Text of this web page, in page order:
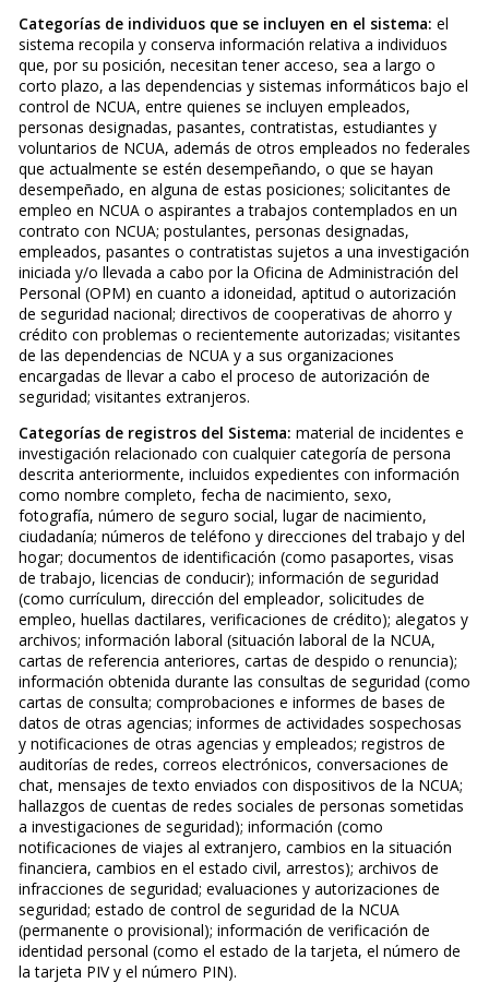
Categorías de individuos que se incluyen en el sistema: el
sistema recopila y conserva información relativa a individuos
que, por su posición, necesitan tener acceso, sea a largo o
corto plazo, a las dependencias y sistemas informáticos bajo el
control de NCUA, entre quienes se incluyen empleados,
personas designadas, pasantes, contratistas, estudiantes y
voluntarios de NCUA, además de otros empleados no federales
que actualmente se estén desempeñando, o que se hayan
desempeñado, en alguna de estas posiciones; solicitantes de
empleo en NCUA o aspirantes a trabajos contemplados en un
contrato con NCUA; postulantes, personas designadas,
empleados, pasantes o contratistas sujetos a una investigación
iniciada y/o llevada a cabo por la Oficina de Administración del
Personal (OPM) en cuanto a idoneidad, aptitud o autorización
de seguridad nacional; directivos de cooperativas de ahorro y
crédito con problemas o recientemente autorizadas; visitantes
de las dependencias de NCUA y a sus organizaciones
encargadas de llevar a cabo el proceso de autorización de
seguridad; visitantes extranjeros.
Categorías de registros del Sistema: material de incidentes e
investigación relacionado con cualquier categoría de persona
descrita anteriormente, incluidos expedientes con información
como nombre completo, fecha de nacimiento, sexo,
fotografía, número de seguro social, lugar de nacimiento,
ciudadanía; números de teléfono y direcciones del trabajo y del
hogar; documentos de identificación (como pasaportes, visas
de trabajo, licencias de conducir); información de seguridad
(como currículum, dirección del empleador, solicitudes de
empleo, huellas dactilares, verificaciones de crédito); alegatos y
archivos; información laboral (situación laboral de la NCUA,
cartas de referencia anteriores, cartas de despido o renuncia);
información obtenida durante las consultas de seguridad (como
cartas de consulta; comprobaciones e informes de bases de
datos de otras agencias; informes de actividades sospechosas
y notificaciones de otras agencias y empleados; registros de
auditorías de redes, correos electrónicos, conversaciones de
chat, mensajes de texto enviados con dispositivos de la NCUA;
hallazgos de cuentas de redes sociales de personas sometidas
a investigaciones de seguridad); información (como
notificaciones de viajes al extranjero, cambios en la situación
financiera, cambios en el estado civil, arrestos); archivos de
infracciones de seguridad; evaluaciones y autorizaciones de
seguridad; estado de control de seguridad de la NCUA
(permanente o provisional); información de verificación de
identidad personal (como el estado de la tarjeta, el número de
la tarjeta PIV y el número PIN).